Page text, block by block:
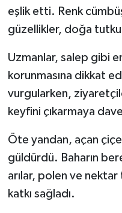
eşlik etti. Renk
güzellikler, doğa
Uzmanlar, salep gibi
korunmasına dikkat
vurgularken,
keyfini çıkarmaya
Öte yandan, açan
güldürdü. Baharın
arılar, polen ve
katkı sağladı.